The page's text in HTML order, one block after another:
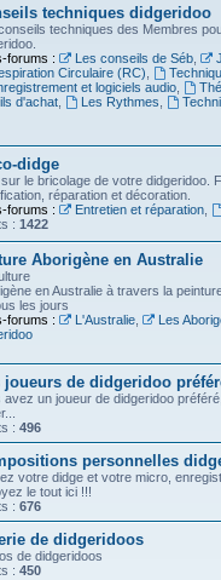
techniques didgeridoo
techniques des Membres
forums :
Les conseils de Séb,
Circulaire (RC)
et logiciels audio,
d'achat, Les Rythmes
didge
le bricolage de votre didgeridoo.
réparation et décoration.
forums :
Entretien et réparation,
: 1422
Aborigène en Australie
en Australie à travers la
les jours
forums :
L'Australie, Les
joueurs de didgeridoo
avez un joueur de didgeridoo
: 496
personnelles
votre didge et votre micro,
le tout ici !!!
: 676
de didgeridoos
de didgeridoos
: 450